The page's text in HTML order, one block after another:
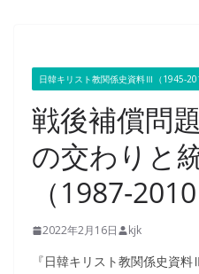
日韓キリスト教関係史資料Ⅲ（1945-
戦後補償問
の交わりと
（1987-
2022年2月16日 kjk
『日韓キリスト教関係史資